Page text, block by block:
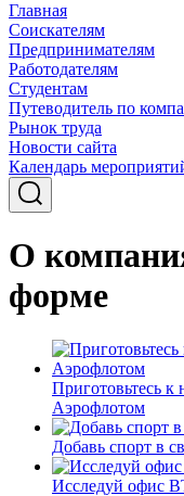
Главная
Соискателям
Предпринимателям
Работодателям
Студентам
Путеводитель по
Рынок труда
Новости сайта
Календарь
О
форме
Приготовьтесь к
Аэрофлотом
Добавь спорт в
Исследуй офис